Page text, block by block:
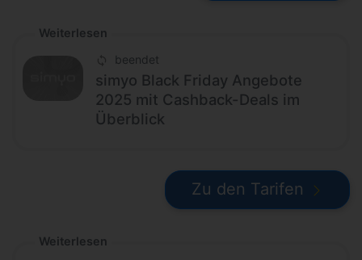
Weiterlesen
beendet
simyo Black Friday Angebote
2025 mit Cashback-Deals im
Überblick
Zu den Tarifen
Weiterlesen